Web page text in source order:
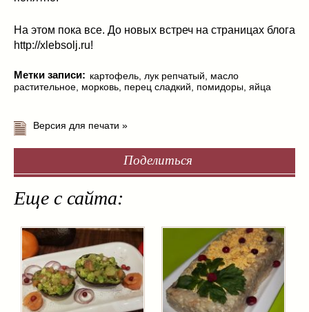
На этом пока все. До новых встреч на страницах блога
http://xlebsolj.ru!
Метки записи: картофель лук репчатый
масло
растительное морковь перец сладкий помидоры яйца
Версия для печати »
Поделиться
Еще с сайта: